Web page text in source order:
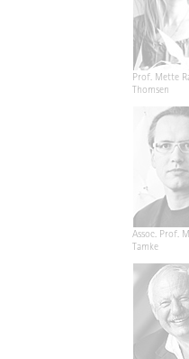
Prof. Mette
Thomsen
Assoc. Prof.
Tamke